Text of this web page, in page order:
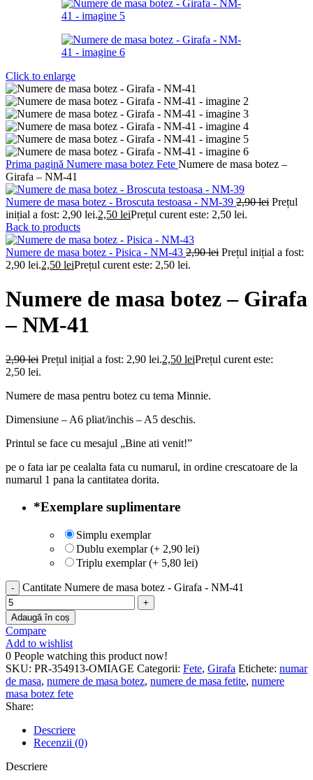
Click to enlarge
Prima pagină Numere masa botez Fete Numere de masa botez –
Girafa – NM-41
Numere de masa botez - Broscuta testoasa - NM-39 2,90lei Prețul
inițial a fost: 2,90 lei.2,50 leiPrețul curent este: 2,50 lei.
Back to products
Numere de masa botez - Pisica - NM-43 2,90lei Prețul inițial a fost:
2,90 lei.2,50 leiPrețul curent este: 2,50 lei.
Numere de masa botez – Girafa
– NM-41
2,90lei Prețul inițial a fost: 2,90 lei.2,50 leiPrețul curent este:
2,50 lei.
Numere de masa pentru botez cu tema Minnie.
Dimensiune – A6 pliat/inchis – A5 deschis.
Printul se face cu mesajul „Bine ati venit!”
pe o fata iar pe cealalta fata cu numarul, in ordine crescatoare de la
numarul 1 pana la cantitatea dorita.
*Exemplare suplimentare
Simplu exemplar
Dublu exemplar (+ 2,90 lei)
Triplu exemplar (+ 5,80 lei)
Cantitate Numere de masa botez - Girafa - NM-41
Adaugă în coș
Compare
Add to wishlist
0 People watching this product now!
SKU: PR-354913-OMIAGE Categorii: Fete, Girafa Etichete: numar
de masa, numere de masa botez, numere de masa fetite, numere
masa botez fete
Share:
Descriere
Recenzii (0)
Descriere